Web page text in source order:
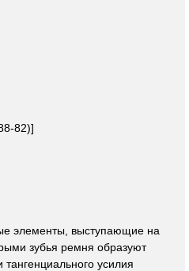
82)]
элементы, выступающие на
зубья ремня образуют
усилия